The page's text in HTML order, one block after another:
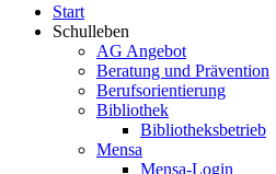
Start
Schulleben
AG Angebot
Beratung und Prävention
Berufsorientierung
Bibliothek
Bibliotheksbetrieb
Mensa
Mensa-Login